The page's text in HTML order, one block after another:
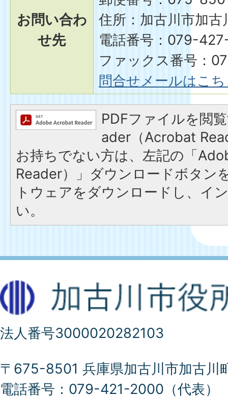
お問い合わ
せ先
住所：加古川市加
電話番号：079-
ファックス番号：
問合せメールはこ
PDFファイルを閲
ader（Acrobat
お持ちでない方は、左記の「
Reader）」ダウンロードボタン
トウェアをダウンロードし、イ
い。
法人番号3000020282103
〒675-8501 兵庫県加古川市加古川
電話番号：079-421-2000（代表）